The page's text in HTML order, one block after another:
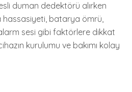
duman dedektörü alırken
hassasiyeti, batarya ömrü,
sesi gibi faktörlere dikkat
kurulumu ve bakımı kolay